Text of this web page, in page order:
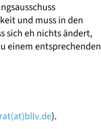
und muss in den
sich eh nichts ändert,
einem entsprechenden
).